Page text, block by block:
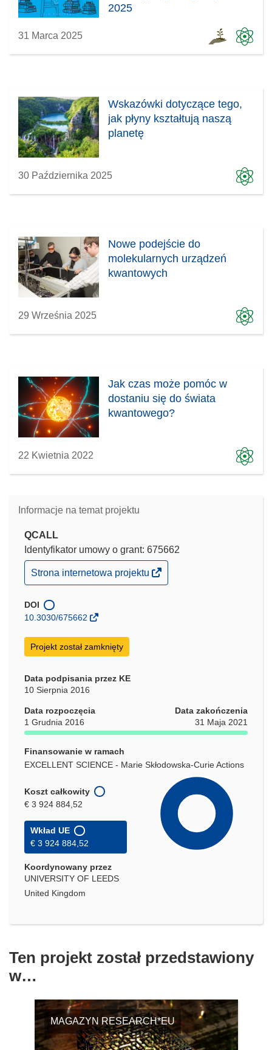
2025
31 Marca 2025
Wskazówki dotyczące tego,
jak płyny kształtują naszą
planetę
30 Października 2025
Nowe podejście do
molekularnych urządzeń
kwantowych
29 Września 2025
Jak czas może pomóc w
dostaniu się do świata
kwantowego?
22 Kwietnia 2022
Informacje na temat projektu
QCALL
Identyfikator umowy o grant: 675662
(odnośnik
otworzy
w
nowym
Strona internetowa projektu
DOI
10.3030/675662
Projekt został zamknięty
Data podpisania przez KE
10 Sierpnia 2016
Data rozpoczęcia
1 Grudnia 2016
Data zakończenia
31 Maja 2021
Finansowanie w ramach
EXCELLENT SCIENCE - Marie Skłodowska-Curie Actions
Koszt całkowity
€ 3 924 884,52
Wkład UE
€ 3 924 884,52
Koordynowany przez
UNIVERSITY OF LEEDS
United Kingdom
Ten projekt został przedstawiony
w…
MAGAZYN RESEARCH*EU